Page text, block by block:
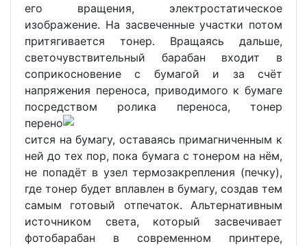
его вращения, электростатическое
изображение. На засвеченные участки потом
притягивается тонер. Вращаясь дальше,
светочувствительный барабан входит в
соприкосновение с бумагой и за счёт
напряжения переноса, приводимого к бумаге
посредством ролика переноса, тонер
перено
сится на бумагу, оставаясь примагниченным к
ней до тех пор, пока бумага с тонером на нём,
не попадёт в узел термозакрепления (печку),
где тонер будет вплавлен в бумагу, создав тем
самым готовый отпечаток. Альтернативным
источником света, который засвечивает
фотобарабан в современном принтере,